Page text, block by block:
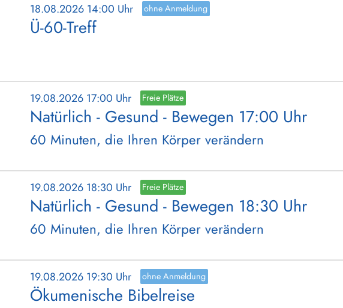
18.08.2026 14:00 Uhr ohne Anmeldung
Ü-60-Treff
19.08.2026 17:00 Uhr Freie Plätze
Natürlich - Gesund - Bewegen 17:00 Uhr
60 Minuten, die Ihren Körper verändern
19.08.2026 18:30 Uhr Freie Plätze
Natürlich - Gesund - Bewegen 18:30 Uhr
60 Minuten, die Ihren Körper verändern
19.08.2026 19:30 Uhr ohne Anmeldung
Ökumenische Bibelreise